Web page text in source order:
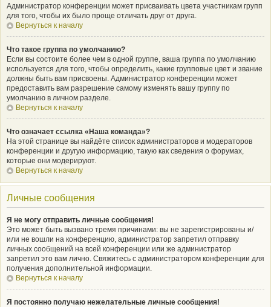
Администратор конференции может присваивать цвета участникам групп
для того, чтобы их было проще отличать друг от друга.
Вернуться к началу
Что такое группа по умолчанию?
Если вы состоите более чем в одной группе, ваша группа по умолчанию
используется для того, чтобы определить, какие групповые цвет и звание
должны быть вам присвоены. Администратор конференции может
предоставить вам разрешение самому изменять вашу группу по
умолчанию в личном разделе.
Вернуться к началу
Что означает ссылка «Наша команда»?
На этой странице вы найдёте список администраторов и модераторов
конференции и другую информацию, такую как сведения о форумах,
которые они модерируют.
Вернуться к началу
Личные сообщения
Я не могу отправить личные сообщения!
Это может быть вызвано тремя причинами: вы не зарегистрированы и/
или не вошли на конференцию, администратор запретил отправку
личных сообщений на всей конференции или же администратор
запретил это вам лично. Свяжитесь с администратором конференции для
получения дополнительной информации.
Вернуться к началу
Я постоянно получаю нежелательные личные сообщения!